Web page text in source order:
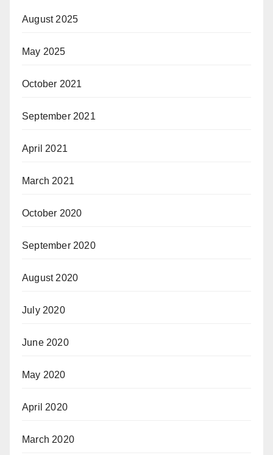
August 2025
May 2025
October 2021
September 2021
April 2021
March 2021
October 2020
September 2020
August 2020
July 2020
June 2020
May 2020
April 2020
March 2020